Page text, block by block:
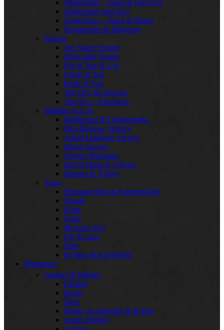
Nøgleringe – Sport & Fart m.fl.
Nøgleringe med Dyr
Nøgleringe – Pippi & Mumi
Bogmærker & Magneter
Figurer
Jim Shore Figurer
More than Words
Får af Træ & Uld
Fugle af Træ
Katte af Træ
Træ Dyr fra Skoven
Træ Dyr – Eksotiske
Måltider & Leg
Madkasser & Drikkedunke
Elsa Beskow Service
Astrid Lindgren Service
Mumi Service
Service Porcelæn
Spil til Børn & Voksne
Bamser & Tøjdyr
Tema
Blomster Bier & Sommerfugle
Hunde
Katte
Fugle
Skovens Dyr
Får & Lam
Elge
Bryllup & Kærlighed
Miniaturer
Dukker & Møbler
Dukker
Borde
Stole
Skabe, Kommoder & Reoler
Andre Møbler